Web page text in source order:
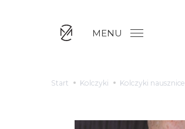
MENU
Start Kolczyki Kolczyki nausznice